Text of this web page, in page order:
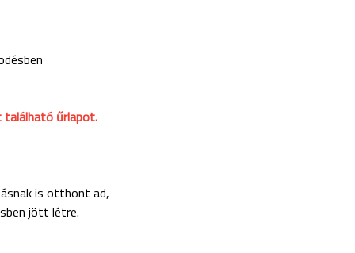
űrlapot.
is otthont ad,
jött létre.